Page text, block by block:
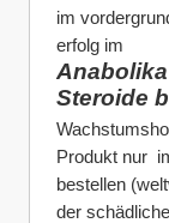
im
erfolg im
Steroide
Produkt nur
bestellen
der